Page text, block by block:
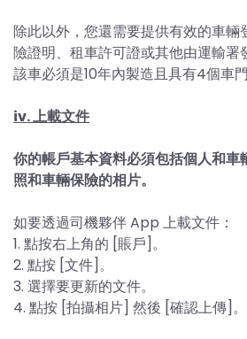
除此以外，您還需要提供有效的車輛
險證明、租車許可證或其他由運輸署
該車必須是10年內製造且具有4個車門
iv. 上載文件
你的帳戶基本資料必須包括個人和車
照和車輛保險的相片。
如要透過司機夥伴 App 上載文件：
1. 點按右上角的 [賬戶]。
2. 點按 [文件]。
3. 選擇要更新的文件。
4. 點按 [拍攝相片] 然後 [確認上傳]。